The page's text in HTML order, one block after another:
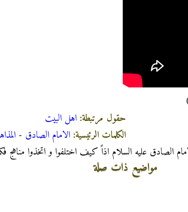
حقول مرتبطة:اهل البیت
الكلمات الرئيسية:الامام الصادق -
الصادق عليه السلام اذاً كيف اختلفوا و اتخذوا مناهج
مواضيع ذات صلة